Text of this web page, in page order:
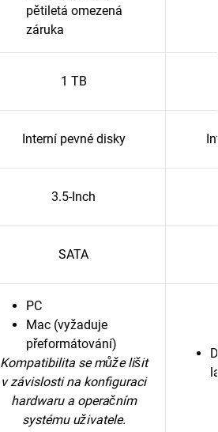
pětiletá omezená
záruka
1 TB
Interní pevné disky
3.5-Inch
SATA
PC
Mac (vyžaduje
přeformátování)
Kompatibilita se může lišit
v závislosti na konfiguraci
hardwaru a operačním
systému uživatele.